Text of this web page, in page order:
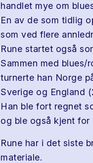
handlet mye om
En av de som tidlig
som ved flere
Rune startet også
Sammen med blues/
turnerte han Norge
Sverige og England
Han ble fort regnet
og ble også kjent for
Rune har i det siste
materiale.